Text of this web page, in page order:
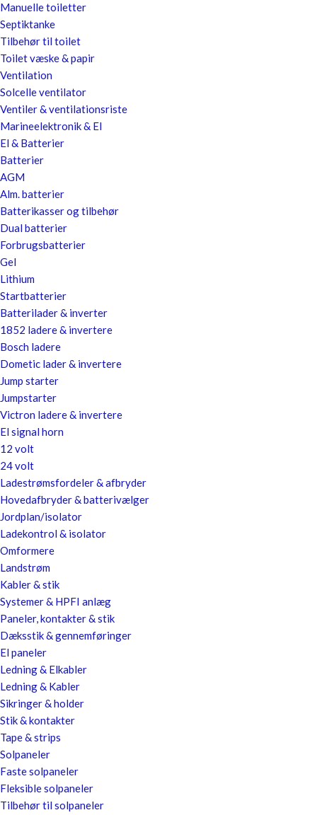
Manuelle toiletter
Septiktanke
Tilbehør til toilet
Toilet væske & papir
Ventilation
Solcelle ventilator
Ventiler & ventilationsriste
Marineelektronik & El
El & Batterier
Batterier
AGM
Alm. batterier
Batterikasser og tilbehør
Dual batterier
Forbrugsbatterier
Gel
Lithium
Startbatterier
Batterilader & inverter
1852 ladere & invertere
Bosch ladere
Dometic lader & invertere
Jump starter
Jumpstarter
Victron ladere & invertere
El signal horn
12 volt
24 volt
Ladestrømsfordeler & afbryder
Hovedafbryder & batterivælger
Jordplan/isolator
Ladekontrol & isolator
Omformere
Landstrøm
Kabler & stik
Systemer & HPFI anlæg
Paneler, kontakter & stik
Dæksstik & gennemføringer
El paneler
Ledning & Elkabler
Ledning & Kabler
Sikringer & holder
Stik & kontakter
Tape & strips
Solpaneler
Faste solpaneler
Fleksible solpaneler
Tilbehør til solpaneler